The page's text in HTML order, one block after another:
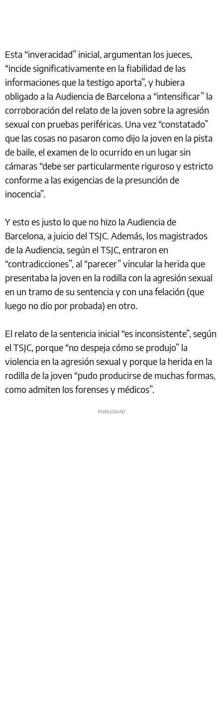
Esta “inveracidad” inicial, argumentan los jueces,
“incide significativamente en la fiabilidad de las
informaciones que la testigo aporta”, y hubiera
obligado a la Audiencia de Barcelona a “intensificar” la
corroboración del relato de la joven sobre la agresión
sexual con pruebas periféricas. Una vez “constatado”
que las cosas no pasaron como dijo la joven en la pista
de baile, el examen de lo ocurrido en un lugar sin
cámaras “debe ser particularmente riguroso y estricto
conforme a las exigencias de la presunción de
inocencia”.
Y esto es justo lo que no hizo la Audiencia de
Barcelona, a juicio del TSJC. Además, los magistrados
de la Audiencia, según el TSJC, entraron en
“contradicciones”, al “parecer” vincular la herida que
presentaba la joven en la rodilla con la agresión sexual
en un tramo de su sentencia y con una felación (que
luego no dio por probada) en otro.
El relato de la sentencia inicial “es inconsistente”, según
el TSJC, porque “no despeja cómo se produjo” la
violencia en la agresión sexual y porque la herida en la
rodilla de la joven “pudo producirse de muchas formas,
como admiten los forenses y médicos”.